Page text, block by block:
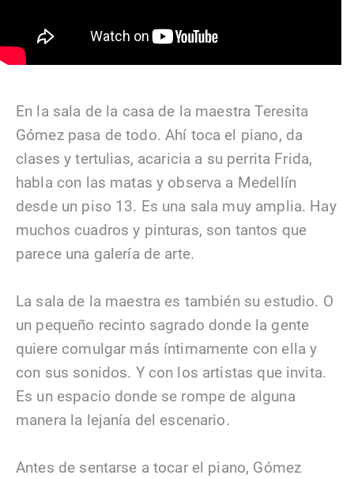
En la sala de la casa de la maestra Teresita
Gómez pasa de todo. Ahí toca el piano, da
clases y tertulias, acaricia a su perrita Frida,
habla con las matas y observa a Medellín
desde un piso 13. Es una sala muy amplia. Hay
muchos cuadros y pinturas, son tantos que
parece una galería de arte.
La sala de la maestra es también su estudio. O
un pequeño recinto sagrado donde la gente
quiere comulgar más íntimamente con ella y
con sus sonidos. Y con los artistas que invita.
Es un espacio donde se rompe de alguna
manera la lejanía del escenario.
Antes de sentarse a tocar el piano, Gómez